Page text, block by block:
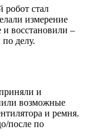
робот стал
измерение
восстановили –
делу.
и
возможные
и ремня.
после по